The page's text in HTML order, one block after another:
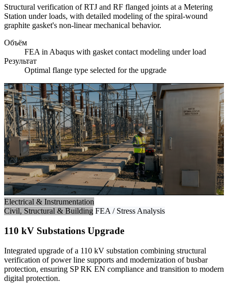
Structural verification of RTJ and RF flanged joints at a Metering
Station under loads, with detailed modeling of the spiral-wound
graphite gasket's non-linear mechanical behavior.
Объём
FEA in Abaqus with gasket contact modeling under load
Результат
Optimal flange type selected for the upgrade
Electrical & Instrumentation
Civil, Structural & Building FEA / Stress Analysis
110 kV Substations Upgrade
Integrated upgrade of a 110 kV substation combining structural
verification of power line supports and modernization of busbar
protection, ensuring SP RK EN compliance and transition to modern
digital protection.